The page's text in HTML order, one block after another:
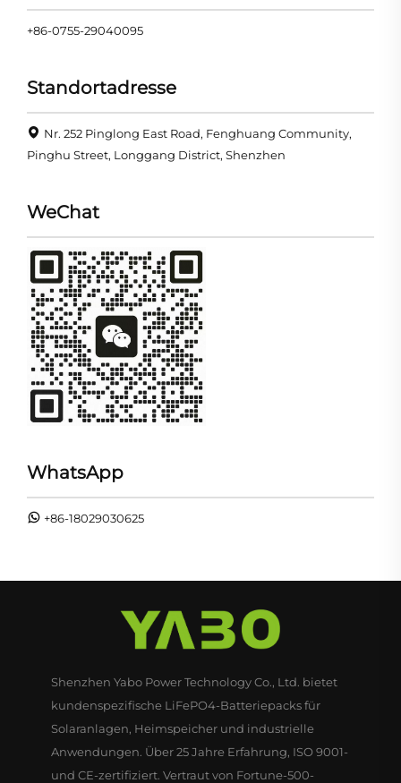
+86-0755-29040095
Standortadresse
Nr. 252 Pinglong East Road, Fenghuang Community,
Pinghu Street, Longgang District, Shenzhen
WeChat
WhatsApp
+86-18029030625
Shenzhen Yabo Power Technology Co., Ltd. bietet
kundenspezifische LiFePO4-Batteriepacks für
Solaranlagen, Heimspeicher und industrielle
Anwendungen. Über 25 Jahre Erfahrung, ISO 9001-
und CE-zertifiziert. Vertraut von Fortune-500-